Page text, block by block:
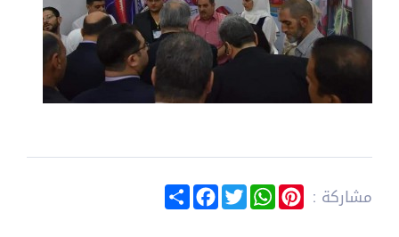
مشاركة : Share
FacebookTwitter
WhatsAppPinterest